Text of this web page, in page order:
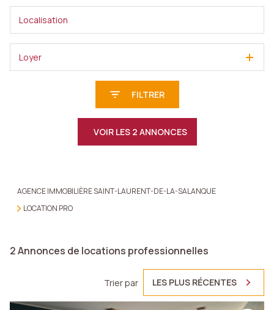
Loyer
FILTRER
VOIR LES 2 ANNONCES
AGENCE IMMOBILIÈRE SAINT-LAURENT-DE-LA-SALANQUE
LOCATION PRO
2Annonces de locations professionnelles
Trier par LES PLUS RÉCENTES